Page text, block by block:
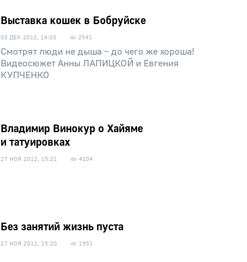
Выставка кошек в Бобруйске
03 ДЕК 2012, 14:03 2541
Смотрят люди не дыша – до чего же хороша!
Видеосюжет Анны ЛАПИЦКОЙ и Евгения
КУПЧЕНКО
Владимир Винокур о Хайяме
и татуировках
27 НОЯ 2012, 15:21 4104
Без занятий жизнь пуста
27 НОЯ 2012, 15:20 1951